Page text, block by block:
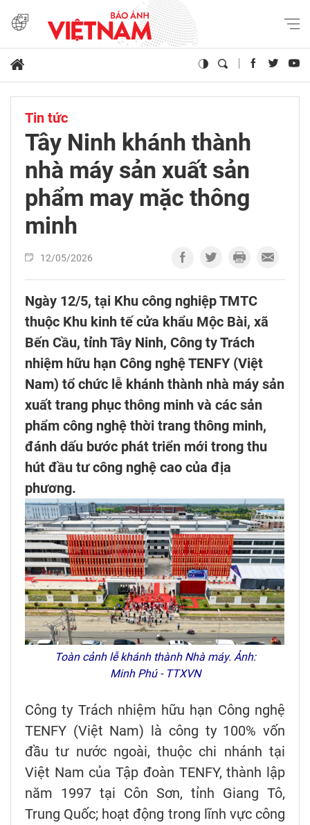
Tin tức
Tây Ninh khánh thành
nhà máy sản xuất sản
phẩm may mặc thông
minh
12/05/2026
Ngày 12/5, tại Khu công nghiệp TMTC
thuộc Khu kinh tế cửa khẩu Mộc Bài, xã
Bến Cầu, tỉnh Tây Ninh, Công ty Trách
nhiệm hữu hạn Công nghệ TENFY (Việt
Nam) tổ chức lễ khánh thành nhà máy sản
xuất trang phục thông minh và các sản
phẩm công nghệ thời trang thông minh,
đánh dấu bước phát triển mới trong thu
hút đầu tư công nghệ cao của địa
phương.
Toàn cảnh lễ khánh thành Nhà máy. Ảnh:
Minh Phú - TTXVN
Công ty Trách nhiệm hữu hạn Công nghệ
TENFY (Việt Nam) là công ty 100% vốn
đầu tư nước ngoài, thuộc chi nhánh tại
Việt Nam của Tập đoàn TENFY, thành lập
năm 1997 tại Côn Sơn, tỉnh Giang Tô,
Trung Quốc; hoạt động trong lĩnh vực công